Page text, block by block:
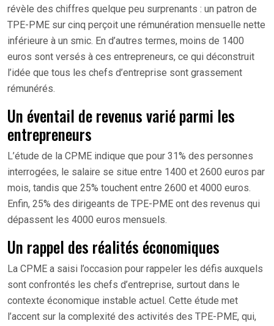
révèle des chiffres quelque peu surprenants : un patron de
TPE-PME sur cinq perçoit une rémunération mensuelle nette
inférieure à un smic. En d’autres termes, moins de 1400
euros sont versés à ces entrepreneurs, ce qui déconstruit
l’idée que tous les chefs d’entreprise sont grassement
rémunérés.
Un éventail de revenus varié parmi les
entrepreneurs
L’étude de la CPME indique que pour 31% des personnes
interrogées, le salaire se situe entre 1400 et 2600 euros par
mois, tandis que 25% touchent entre 2600 et 4000 euros.
Enfin, 25% des dirigeants de TPE-PME ont des revenus qui
dépassent les 4000 euros mensuels.
Un rappel des réalités économiques
La CPME a saisi l’occasion pour rappeler les défis auxquels
sont confrontés les chefs d’entreprise, surtout dans le
contexte économique instable actuel. Cette étude met
l’accent sur la complexité des activités des TPE-PME, qui,